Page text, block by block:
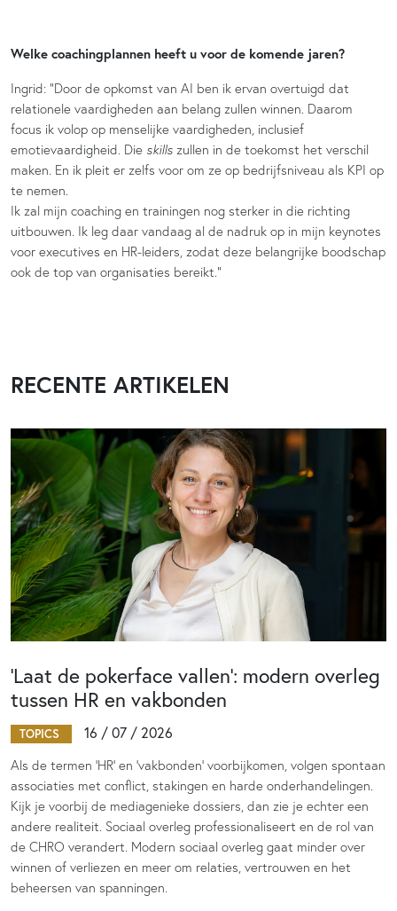
Welke coachingplannen heeft u voor de komende jaren?
Ingrid: “Door de opkomst van AI ben ik ervan overtuigd dat
relationele vaardigheden aan belang zullen winnen. Daarom
focus ik volop op menselijke vaardigheden, inclusief
emotievaardigheid. Die skills zullen in de toekomst het verschil
maken. En ik pleit er zelfs voor om ze op bedrijfsniveau als KPI op
te nemen.
Ik zal mijn coaching en trainingen nog sterker in die richting
uitbouwen. Ik leg daar vandaag al de nadruk op in mijn keynotes
voor executives en HR-leiders, zodat deze belangrijke boodschap
ook de top van organisaties bereikt.”
RECENTE ARTIKELEN
‘Laat de pokerface vallen’: modern overleg
tussen HR en vakbonden
TOPICS 16 / 07 / 2026
Als de termen 'HR' en 'vakbonden' voorbijkomen, volgen spontaan
associaties met conflict, stakingen en harde onderhandelingen.
Kijk je voorbij de mediagenieke dossiers, dan zie je echter een
andere realiteit. Sociaal overleg professionaliseert en de rol van
de CHRO verandert. Modern sociaal overleg gaat minder over
winnen of verliezen en meer om relaties, vertrouwen en het
beheersen van spanningen.